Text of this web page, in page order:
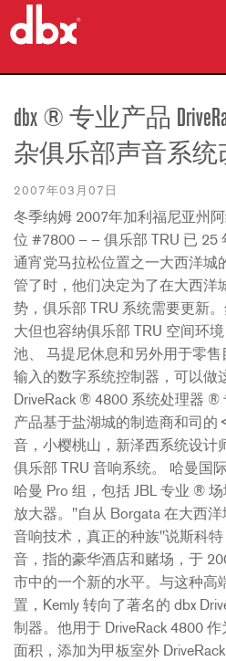
培训
支持
语言/地区
dbx ® 专业产品
杂俱乐部声音系统
2007年03月07日
冬季纳姆 2007年加利福尼亚州
位 #7800 — — 俱乐部 TRU 已 25
通宵党马拉松位置之一大西洋城
管了时，他们决定为了在大西洋
势，俱乐部 TRU 系统需要更新
大但也容纳俱乐部 TRU 空间环
池、 马提尼休息和另外用于零售
输入的数字系统控制器，可以做
DriveRack ® 4800 系统处理器 ®
产品基于盐湖城的制造商和司的
音，小樱桃山，新泽西系统设计
俱乐部 TRU 音响系统。 哈曼国
哈曼 Pro 组，包括 JBL 专业 ®
放大器。"自从 Borgata 在大西
音响技术，真正的种族"说斯科特
音，指的豪华酒店和赌场，于
市中的一个新的水平。与这种高
置，Kemly 转向了著名的 dbx
制器。他用于 DriveRack 4800
面积，添加为甲板室外